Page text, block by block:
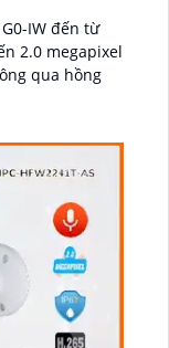
IW đến từ
2.0 megapixel